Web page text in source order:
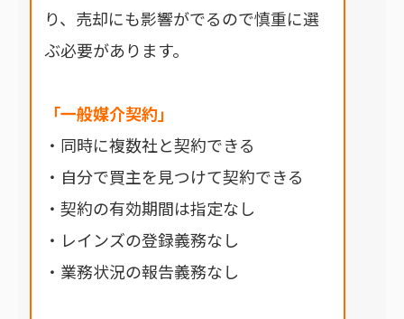
り、売却にも影響がでるので慎重に選
ぶ必要があります。
「一般媒介契約」
・同時に複数社と契約できる
・自分で買主を見つけて契約できる
・契約の有効期間は指定なし
・レインズの登録義務なし
・業務状況の報告義務なし